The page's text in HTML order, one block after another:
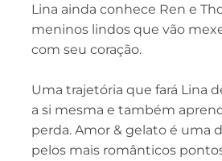
Lina ainda conhece Ren e
meninos lindos que vão
com seu coração.
Uma trajetória que fará Lina
a si mesma e também
perda. Amor & gelato é uma
pelos mais românticos